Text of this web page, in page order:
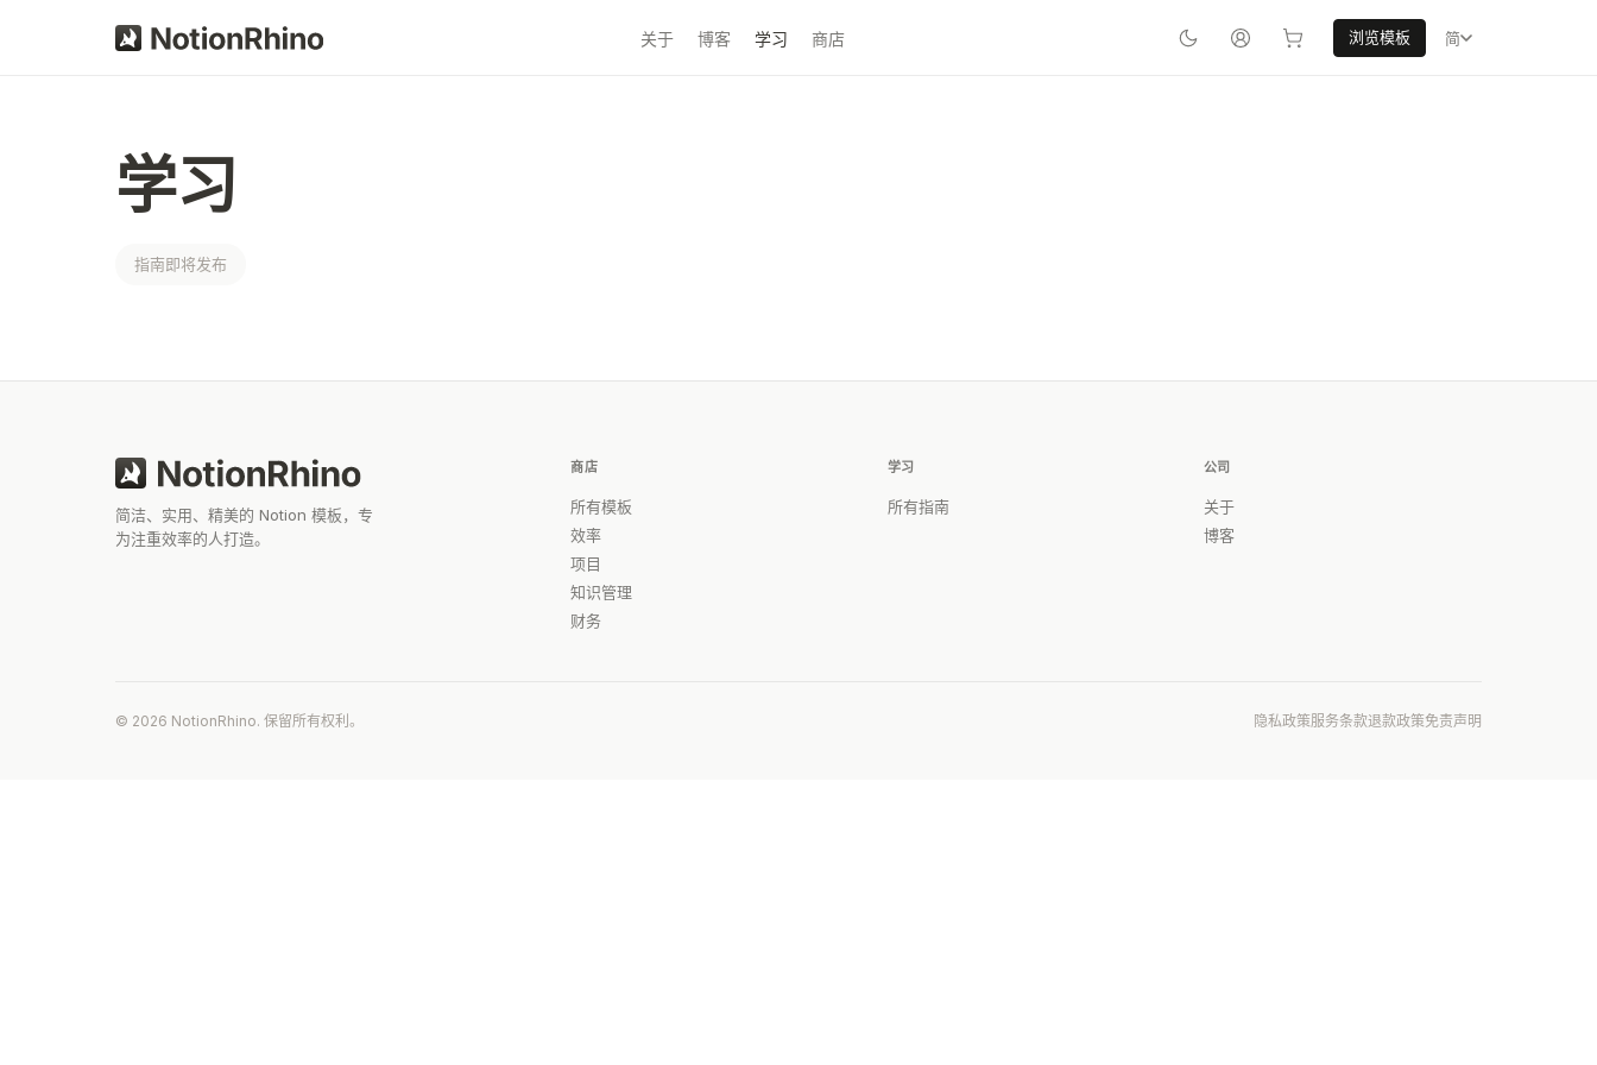
关于 博客 学习 商店 浏览模板 简
学习
指南即将发布
简洁、实用、精美的 Notion 模板，专
为注重效率的人打造。
商店
所有模板
效率
项目
知识管理
财务
学习
所有指南
公司
关于
博客
© 2026 NotionRhino. 保留所有权利。 隐私政策服务条款退款政策免责声明